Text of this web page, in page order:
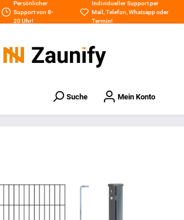
Persönlicher
Support von 8-
20 Uhr!
Individueller Support per
Mail,Telefon,Whatsappoder
Termin!
Suche Mein Konto